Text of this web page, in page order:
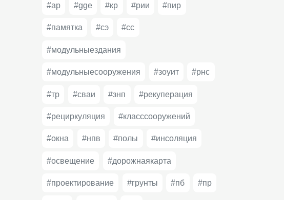
#ар #gge #кр #рии #пир
#памятка #сэ #сс
#модульныездания
#модульныесооружения #зоуит #рнс
#тр #сваи #знп #рекуперация
#рециркуляция #класссооружений
#окна #нпв #полы #инсоляция
#освещение #дорожнаякарта
#проектирование #грунты #пб #пр